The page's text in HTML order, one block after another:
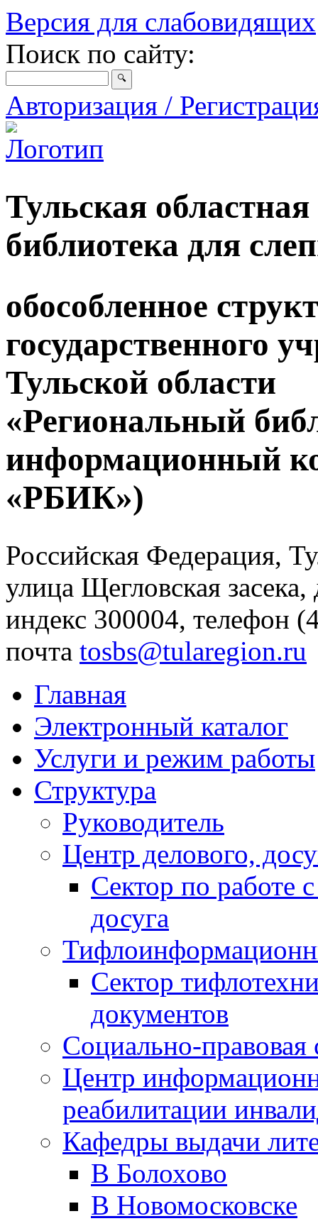
Версия для слабовидящих
Поиск по сайту:
Авторизация /
Тульская
библиотека для
обособленное
государственного
Тульской области
«Региональный
информационный
«РБИК»)
Российская Федерация,
улица Щегловская
индекс 300004, телефон
почта tosbs@tularegion.ru
Главная
Электронный каталог
Услуги и режим работы
Структура
Руководитель
Центр делового,
Сектор по работе
досуга
Сектор
документов
Социально-правовая
Центр
реабилитации
Кафедры выдачи
В Болохово
В Новомосковске